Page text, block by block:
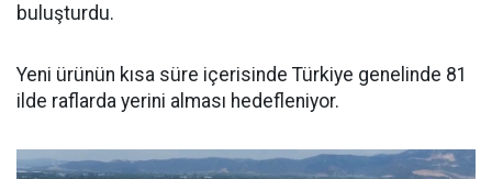
buluşturdu.
Yeni ürünün kısa süre içerisinde Türkiye genelinde 81
ilde raflarda yerini alması hedefleniyor.